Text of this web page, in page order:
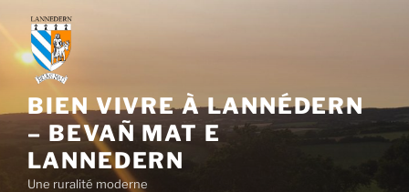
contenu
principal
BIEN VIVRE À LANNÉDERN
– BEVAÑ MAT E
LANNEDERN
Une ruralité moderne